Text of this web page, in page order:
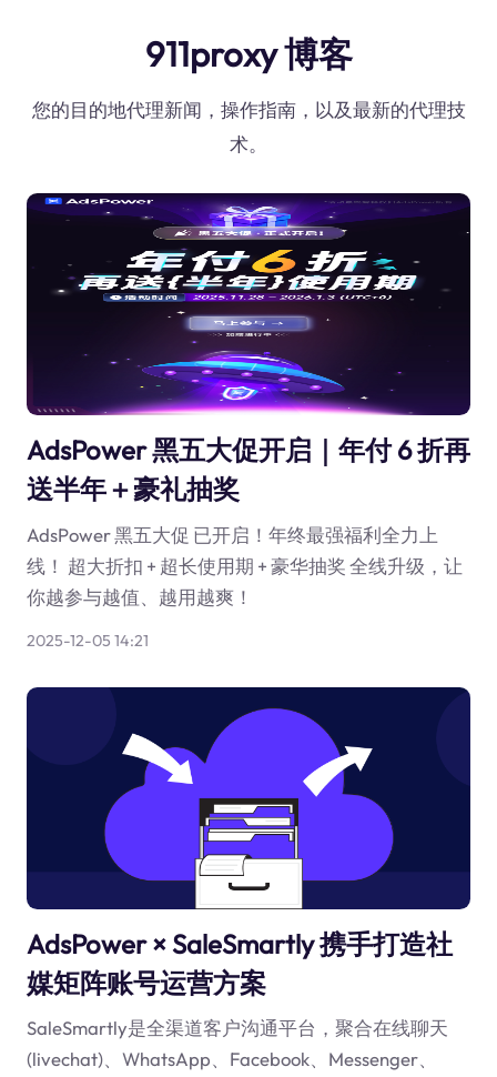
911proxy 博客
您的目的地代理新闻，操作指南，以及最新的代理技
术。
AdsPower 黑五大促开启｜年付 6 折再
送半年＋豪礼抽奖
AdsPower 黑五大促 已开启！年终最强福利全力上
线！ 超大折扣 + 超长使用期 + 豪华抽奖 全线升级，让
你越参与越值、越用越爽！
2025-12-05 14:21
AdsPower × SaleSmartly 携手打造社
媒矩阵账号运营方案
SaleSmartly是全渠道客户沟通平台，聚合在线聊天
(livechat)、WhatsApp、Facebook、Messenger、